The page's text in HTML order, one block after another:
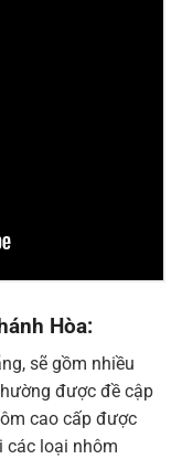
Hòa:
sẽ gồm nhiều
được đề cập
cao cấp được
các loại nhôm